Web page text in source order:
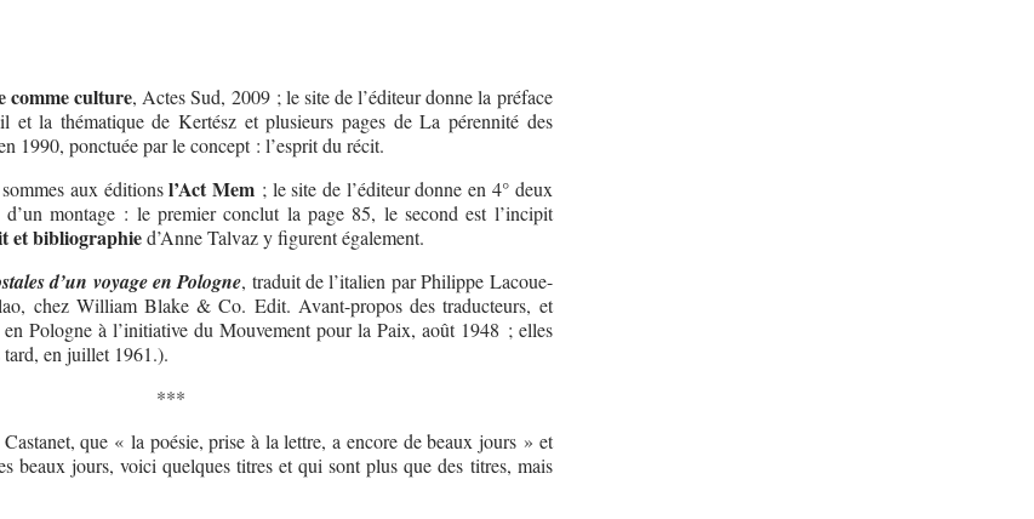
comme culture, Actes Sud, 2009 ; le site de l’éditeur donne la préface
et la thématique de Kertész et plusieurs pages de La pérennité des
1990, ponctuée par le concept : l’esprit du récit.
aux éditionsl’Act Mem ; le site de l’éditeur donne en 4° deux
montage : le premier conclut la page 85, le second est l’incipit
et bibliographied’Anne Talvaz y figurent également.
d’un voyage en Pologne, traduit de l’italien par Philippe Lacoue-
chez William Blake & Co. Edit. Avant-propos des traducteurs, et
Pologne à l’initiative du Mouvement pour la Paix, août 1948 ; elles
en juillet 1961.).
***
que « la poésie, prise à la lettre, a encore de beaux jours » et
beaux jours, voici quelques titres et qui sont plus que des titres, mais